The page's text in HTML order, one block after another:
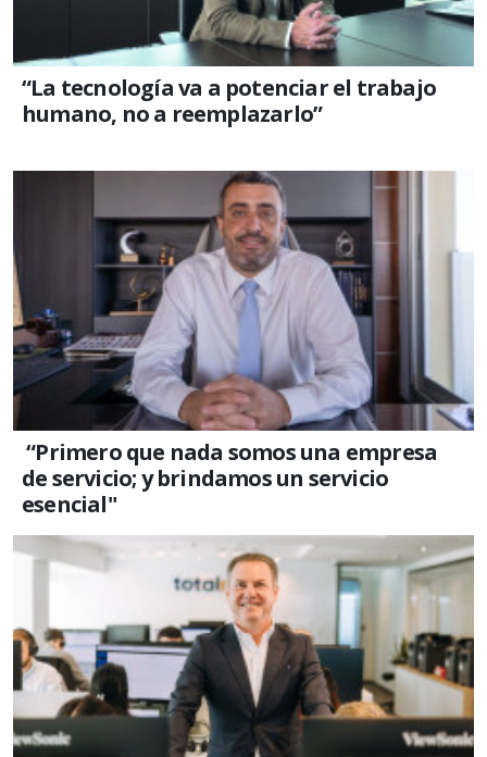
“La tecnología va a potenciar el trabajo
humano, no a reemplazarlo”
“Primero que nada somos una empresa
de servicio; y brindamos un servicio
esencial"